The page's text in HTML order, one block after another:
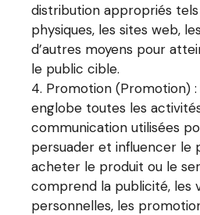
distribution appropriés tels
physiques, les sites web,
d’autres moyens pour
le public cible.
Promotion (Promotion)
englobe toutes les
communication utilisées
persuader et influencer le
acheter le produit ou le
comprend la publicité, les
personnelles, les